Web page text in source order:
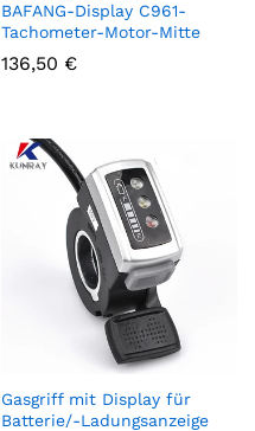
BAFANG-Display C961-
Tachometer-Motor-Mitte
136,50 €
Gasgriff mit Display für
Batterie/-Ladungsanzeige